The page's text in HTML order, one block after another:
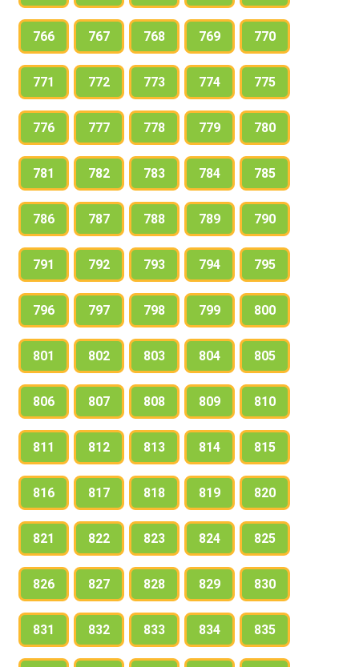
766 767 768 769 770
771 772 773 774 775
776 777 778 779 780
781 782 783 784 785
786 787 788 789 790
791 792 793 794 795
796 797 798 799 800
801 802 803 804 805
806 807 808 809 810
811 812 813 814 815
816 817 818 819 820
821 822 823 824 825
826 827 828 829 830
831 832 833 834 835